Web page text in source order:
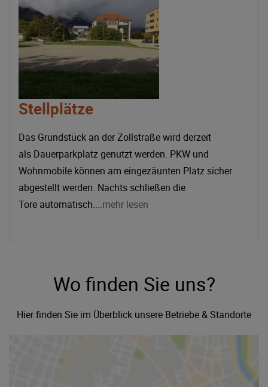
Stellplätze
Das Grundstück an der Zollstraße wird derzeit
als Dauerparkplatz genutzt werden. PKW und
Wohnmobile können am eingezäunten Platz sicher
abgestellt werden. Nachts schließen die
Tore automatisch....mehr lesen
Wo finden Sie uns?
Hier finden Sie im Überblick unsere Betriebe & Standorte